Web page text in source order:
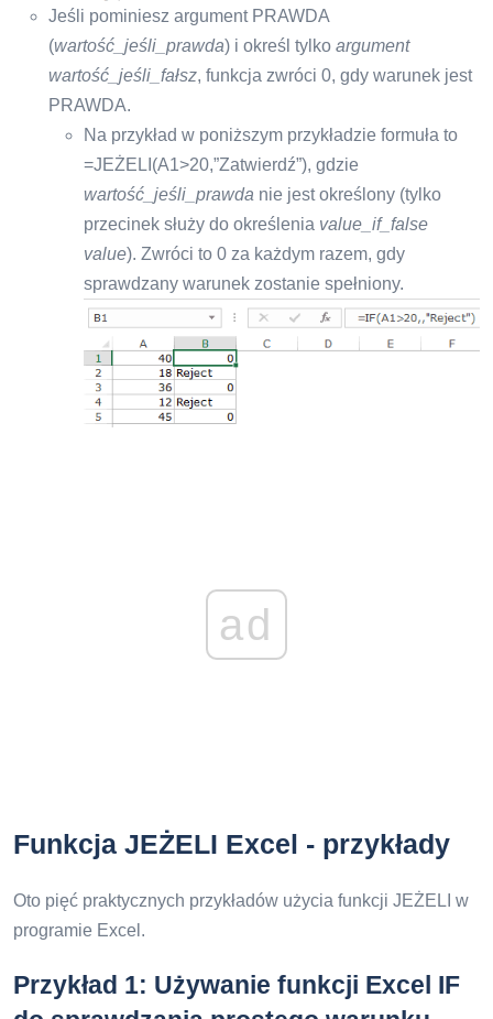
Jeśli pominiesz argument PRAWDA
(wartość_jeśli_prawda) i określ tylko argument
wartość_jeśli_fałsz, funkcja zwróci 0, gdy warunek jest
PRAWDA.
Na przykład w poniższym przykładzie formuła to
=JEŻELI(A1>20,”Zatwierdź”), gdzie
wartość_jeśli_prawda nie jest określony (tylko
przecinek służy do określenia value_if_false
value). Zwróci to 0 za każdym razem, gdy
sprawdzany warunek zostanie spełniony.
ad
Funkcja JEŻELI Excel - przykłady
Oto pięć praktycznych przykładów użycia funkcji JEŻELI w
programie Excel.
Przykład 1: Używanie funkcji Excel IF